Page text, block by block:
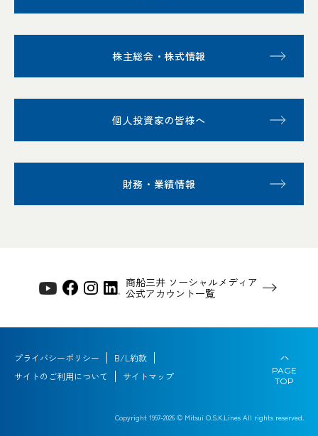
株主総会・株式情報
個人投資家の皆様へ
財務・業績情報
商船三井 ソーシャルメディア
公式アカウント一覧
プライバシーポリシー
B/L約款
サイトのご利用について
サイトマップ
Copyright 1997-2026 © Mitsui O.S.K.Lines All rights reserved.
PAGE
TOP